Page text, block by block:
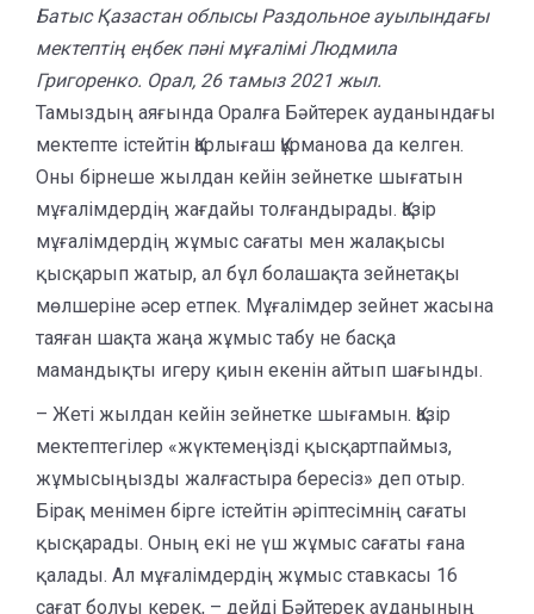
Батыс Қазастан облысы Раздольное ауылындағы
мектептің еңбек пәні мұғалімі Людмила
Григоренко. Орал, 26 тамыз 2021 жыл.
Тамыздың аяғында Оралға Бәйтерек ауданындағы
мектепте істейтін Қарлығаш Құрманова да келген.
Оны бірнеше жылдан кейін зейнетке шығатын
мұғалімдердің жағдайы толғандырады. Қазір
мұғалімдердің жұмыс сағаты мен жалақысы
қысқарып жатыр, ал бұл болашақта зейнетақы
мөлшеріне әсер етпек. Мұғалімдер зейнет жасына
таяған шақта жаңа жұмыс табу не басқа
мамандықты игеру қиын екенін айтып шағынды.
– Жеті жылдан кейін зейнетке шығамын. Қазір
мектептегілер «жүктемеңізді қысқартпаймыз,
жұмысыңызды жалғастыра бересіз» деп отыр.
Бірақ менімен бірге істейтін әріптесімнің сағаты
қысқарады. Оның екі не үш жұмыс сағаты ғана
қалады. Ал мұғалімдердің жұмыс ставкасы 16
сағат болуы керек, – дейді Бәйтерек ауданының